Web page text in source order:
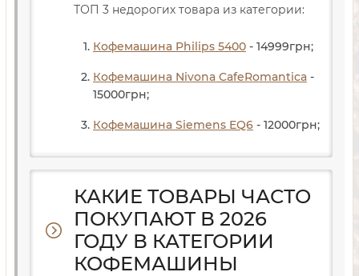
ТОП 3 недорогих товара из категории:
Кофемашина Philips 5400 - 14999грн;
Кофемашина Nivona CafeRomantica -
15000грн;
Кофемашина Siemens EQ6 - 12000грн;
КАКИЕ ТОВАРЫ ЧАСТО
ПОКУПАЮТ В 2026
ГОДУ В КАТЕГОРИИ
КОФЕМАШИНЫ